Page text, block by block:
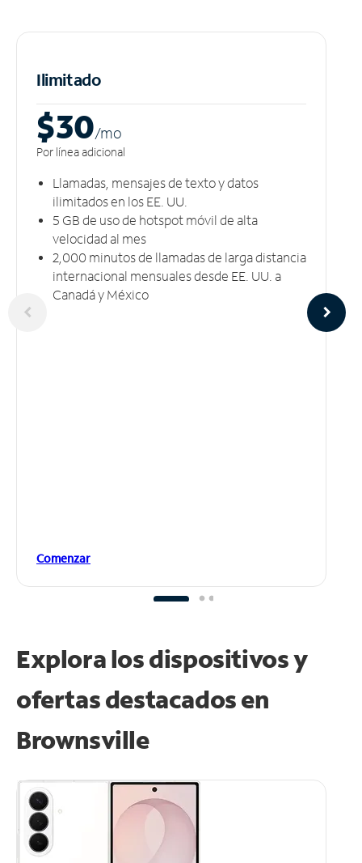
Ilimitado
$30/mo
Por línea adicional
Llamadas, mensajes de texto y datos
ilimitados en los EE. UU.
5 GB​​​​​​​ de uso de hotspot móvil ​​​​​​​de alta
velocidad al mes
2,000 minutos de llamadas de larga distancia
internacional mensuales desde EE. UU. a
Canadá y México
Comenzar
Explora los dispositivos y
ofertas destacados en
Brownsville